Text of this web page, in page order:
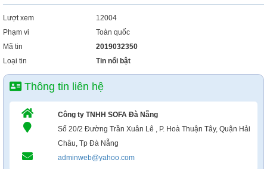
Tổng Hợp
Lượt xem
12004
Phạm vi
Toàn quốc
Mã tin
2019032350
Loại tin
Tin nổi bật
Thông tin liên hệ
Công ty TNHH SOFA Đà Nẵng
Số 20/2 Đường Trần Xuân Lê , P. Hoà Thuận Tây, Quận Hải
Châu, Tp Đà Nẵng
adminweb@yahoo.com